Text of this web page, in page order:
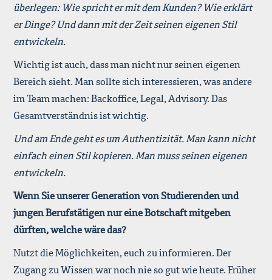
überlegen: Wie spricht er mit dem Kunden? Wie erklärt
er Dinge? Und dann mit der Zeit seinen eigenen Stil
entwickeln.
Wichtig ist auch, dass man nicht nur seinen eigenen
Bereich sieht. Man sollte sich interessieren, was andere
im Team machen: Backoffice, Legal, Advisory. Das
Gesamtverständnis ist wichtig.
Und am Ende geht es um Authentizität. Man kann nicht
einfach einen Stil kopieren. Man muss seinen eigenen
entwickeln.
Wenn Sie unserer Generation von Studierenden und
jungen Berufstätigen nur eine Botschaft mitgeben
dürften, welche wäre das?
Nutzt die Möglichkeiten, euch zu informieren. Der
Zugang zu Wissen war noch nie so gut wie heute. Früher